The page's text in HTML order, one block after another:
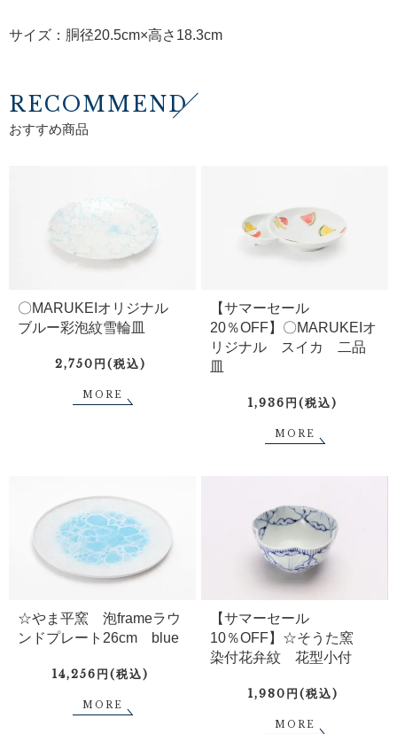
サイズ：胴径20.5cm×高さ18.3cm
RECOMMEND
おすすめ商品
〇MARUKEIオリジナル
ブルー彩泡紋雪輪皿
2,750円(税込)
MORE
【サマーセール
20％OFF】〇MARUKEIオ
リジナル スイカ 二品
皿
1,936円(税込)
MORE
☆やま平窯 泡frameラウ
ンドプレート26cm blue
14,256円(税込)
MORE
【サマーセール
10％OFF】☆そうた窯
染付花弁紋 花型小付
1,980円(税込)
MORE